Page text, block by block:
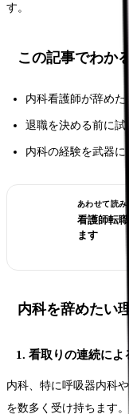
す。
この記事でわか
内科看護師が辞め
退職を決める前に試
内科の経験を武器に
あわせて読み
看護師転
ます
内科を辞めたい
1. 看取りの連続によ
内科、特に呼吸器内科
を数多く受け持ちます